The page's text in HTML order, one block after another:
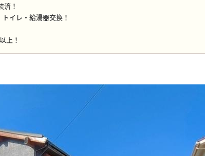
！
イレ・給湯器交換！
上！